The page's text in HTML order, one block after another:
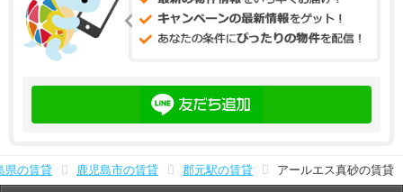
県の賃貸 鹿児島市の賃貸 郡元駅の賃貸 アールエス真砂の賃貸